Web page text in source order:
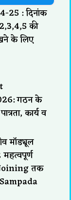
25 : दिनांक
की
के लिए
गठन के
कार्य व
मॉड्यूल
तक